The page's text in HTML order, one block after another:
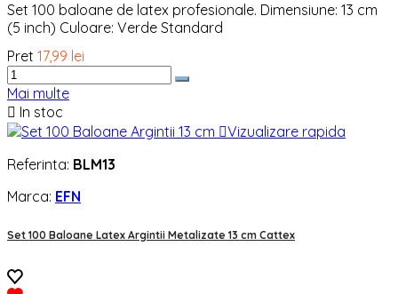
Set 100 baloane de latex profesionale. Dimensiune: 13 cm
(5 inch) Culoare: Verde Standard
Pret 17,99 lei
Mai multe
 In stoc
Vizualizare rapida
Referinta: BLM13
Marca: EFN
Set 100 Baloane Latex Argintii Metalizate 13 cm Cattex